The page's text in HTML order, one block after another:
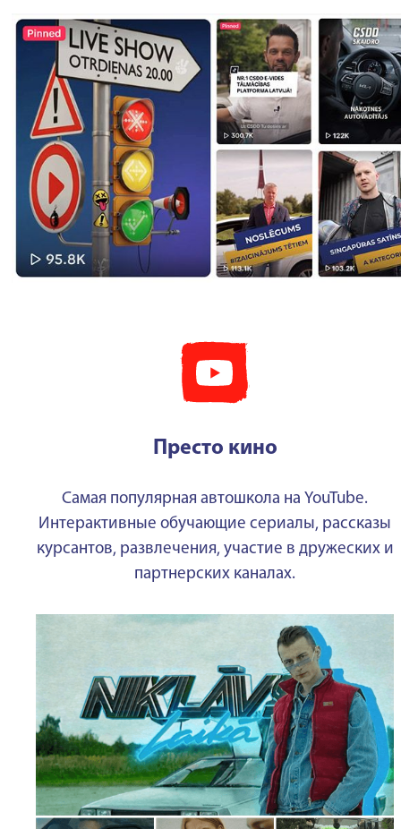
Престо кино
Самая популярная автошкола на YouTube.
Интерактивные обучающие сериалы, рассказы
курсантов, развлечения, участие в дружеских и
партнерских каналах.